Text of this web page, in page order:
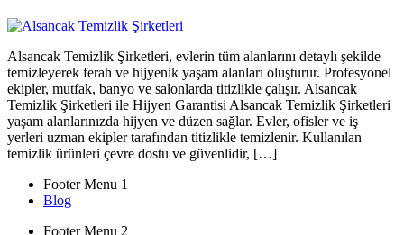
Alsancak Temizlik Şirketleri, evlerin tüm alanlarını detaylı şekilde
temizleyerek ferah ve hijyenik yaşam alanları oluşturur. Profesyonel
ekipler, mutfak, banyo ve salonlarda titizlikle çalışır. Alsancak
Temizlik Şirketleri ile Hijyen Garantisi Alsancak Temizlik Şirketleri
yaşam alanlarınızda hijyen ve düzen sağlar. Evler, ofisler ve iş
yerleri uzman ekipler tarafından titizlikle temizlenir. Kullanılan
temizlik ürünleri çevre dostu ve güvenlidir, […]
Footer Menu 1
Blog
Footer Menu 2